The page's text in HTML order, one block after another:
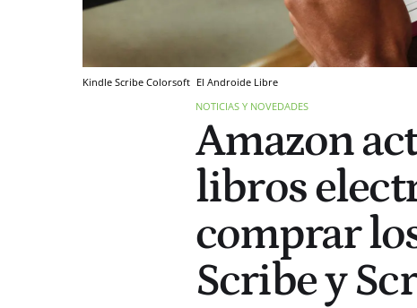
Kindle Scribe Colorsoft El Androide Libre
NOTICIAS Y NOVEDADES
Amazon
libros
comprar
Scribe y